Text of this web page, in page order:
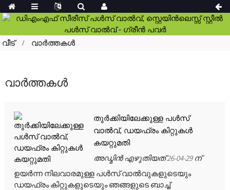
വീട് വാർത്തകൾ
വാർത്തകൾ
തുർക്കിയിലേക്കുള്ള പൾസ്
വാൽവ്, ഡയഫ്രം കിറ്റുകൾ
കയറ്റുമതി
അഡ്മിൻ എഴുതിയത് 26-04-29 ന്
ഉയർന്ന നിലവാരമുള്ള പൾസ് വാൽവുകളുടെയും
ഡയഫ്രം കിറ്റുകളുടെയും ഞങ്ങളുടെ ബാച്ച്